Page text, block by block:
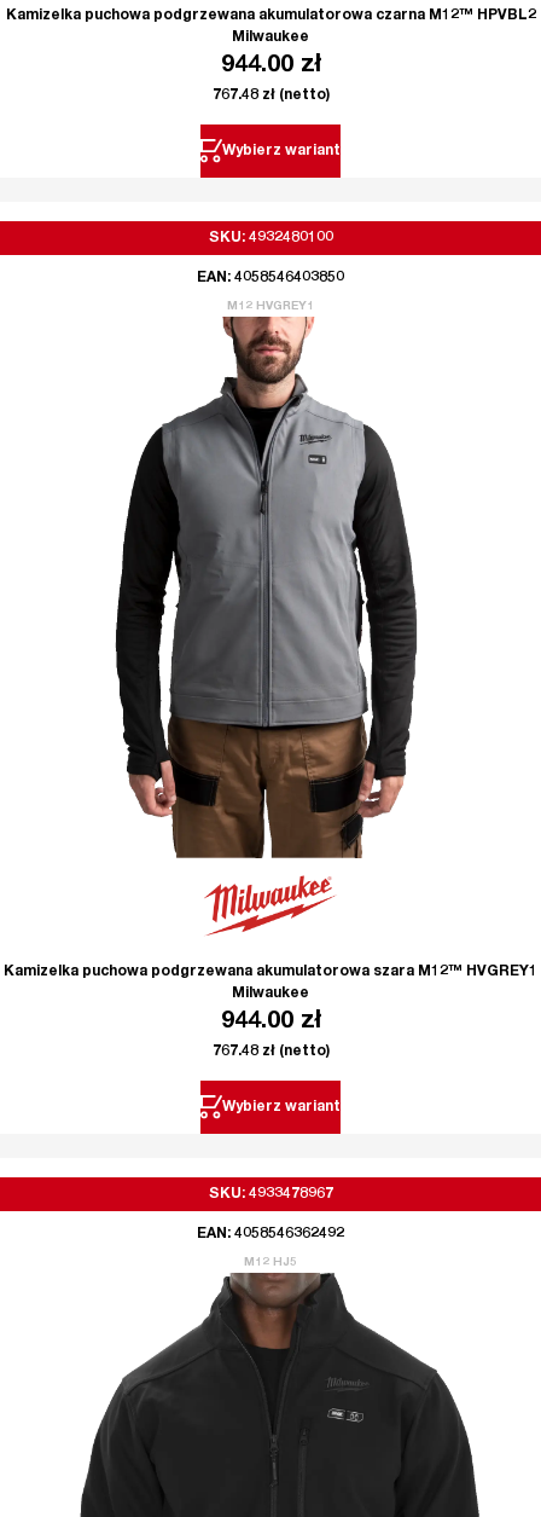
Kamizelka puchowa podgrzewana akumulatorowa czarna M12™ HPVBL2
Milwaukee
944.00 zł
767.48 zł(netto)
Wybierz wariant
SKU: 4932480100
EAN: 4058546403850
M12 HVGREY1
Kamizelka puchowa podgrzewana akumulatorowa szara M12™ HVGREY1
Milwaukee
944.00 zł
767.48 zł(netto)
Wybierz wariant
SKU: 4933478967
EAN: 4058546362492
M12 HJ5